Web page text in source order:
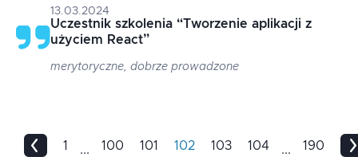
13.03.2024
Uczestnik szkolenia “Tworzenie aplikacji z
użyciem React”
merytoryczne, dobrze prowadzone
1 ... 100 101 102 103 104 ... 190